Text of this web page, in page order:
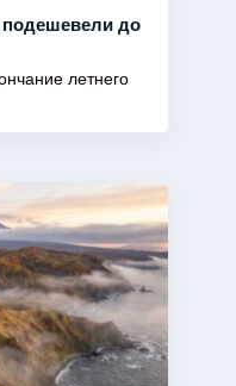
до
летнего